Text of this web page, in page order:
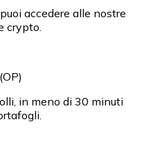
accedere alle nostre
crypto.
in meno di 30 minuti